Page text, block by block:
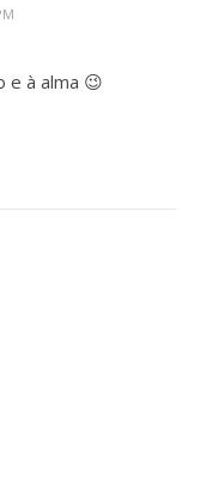
e à alma 😉